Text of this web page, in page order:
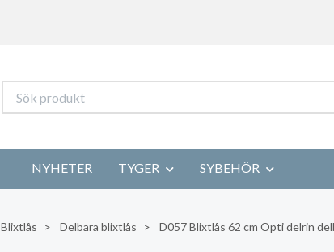
NYHETER TYGER SYBEHÖR
Blixtlås Delbara blixtlås D057 Blixtlås 62 cm Opti delrin